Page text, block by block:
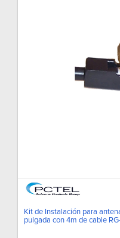
Kit de Instalación para
pulgada con 4m de cable